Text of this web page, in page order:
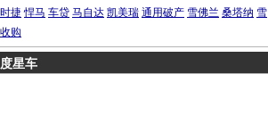
捷 悍马 车贷 马自达 凯美瑞 通用破产 雪佛兰 桑塔纳 雪
收购
星车